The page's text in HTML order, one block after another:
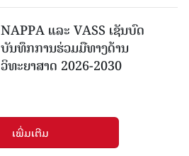
NAPPA ແລະ VASS ເຊັນບົດ
ບັນທຶກການຮ່ວມມືທາງດ້ານ
ວິທະຍາສາດ 2026-2030
ເພີ່ມເຕີມ